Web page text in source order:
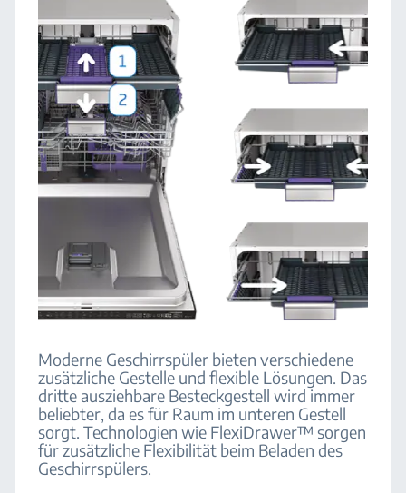
Moderne Geschirrspüler bieten verschiedene
zusätzliche Gestelle und flexible Lösungen. Das
dritte ausziehbare Besteckgestell wird immer
beliebter, da es für Raum im unteren Gestell
sorgt. Technologien wie FlexiDrawer™ sorgen
für zusätzliche Flexibilität beim Beladen des
Geschirrspülers.